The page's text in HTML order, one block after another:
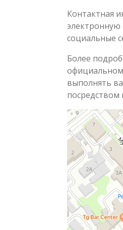
Контактная
электронную
социальные
Более
официальном
выполнять
посредством